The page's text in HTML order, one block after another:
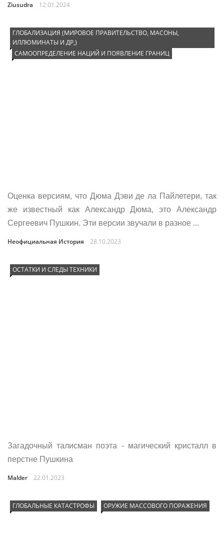
Ziusudra 12.01.2024
ГЛОБАЛИЗАЦИЯ (МИРОВОЕ ПРАВИТЕЛЬСТВО, МАСОНЫ,
ИЛЛЮМИНАТЫ И ДР,)
САМООПРЕДЕЛЕНИЕ НАЦИЙ И ПОЯВЛЕНИЕ ГРАНИЦ
Оценка версиям, что Дюма Дэви де ла Пайлетери, так
же известный как Александр Дюма, это Александр
Сергеевич Пушкин. Эти версии звучали в разное ...
Неофициальная История 28.10.2023
ОСТАТКИ И СЛЕДЫ ТЕХНИКИ
Загадочный талисман поэта - магический кристалл в
перстне Пушкина
Malder 22.01.2023
ГЛОБАЛЬНЫЕ КАТАСТРОФЫ ОРУЖИЕ МАССОВОГО ПОРАЖЕНИЯ